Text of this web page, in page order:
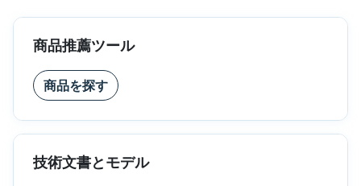
商品推薦ツール
商品を探す
技術文書とモデル